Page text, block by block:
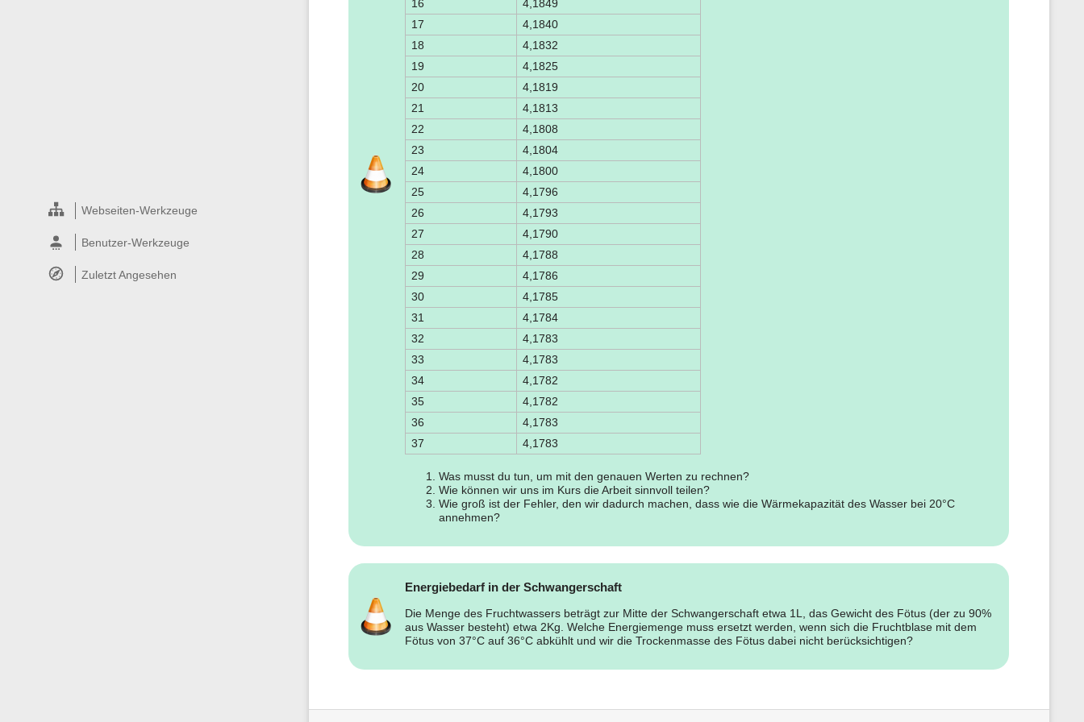
Webseiten-Werkzeuge
Benutzer-Werkzeuge
Zuletzt Angesehen
16
4,1849
17
4,1840
18
4,1832
19
4,1825
20
4,1819
21
4,1813
22
4,1808
23
4,1804
24
4,1800
25
4,1796
26
4,1793
27
4,1790
28
4,1788
29
4,1786
30
4,1785
31
4,1784
32
4,1783
33
4,1783
34
4,1782
35
4,1782
36
4,1783
37
4,1783
Was musst du tun, um mit den genauen Werten zu rechnen?
Wie können wir uns im Kurs die Arbeit sinnvoll teilen?
Wie groß ist der Fehler, den wir dadurch machen, dass wie die Wärmekapazität des Wasser bei 20°C
annehmen?
Energiebedarf in der Schwangerschaft
Die Menge des Fruchtwassers beträgt zur Mitte der Schwangerschaft etwa 1L, das Gewicht des Fötus (der zu 90%
aus Wasser besteht) etwa 2Kg. Welche Energiemenge muss ersetzt werden, wenn sich die Fruchtblase mit dem
Fötus von 37°C auf 36°C abkühlt und wir die Trockenmasse des Fötus dabei nicht berücksichtigen?